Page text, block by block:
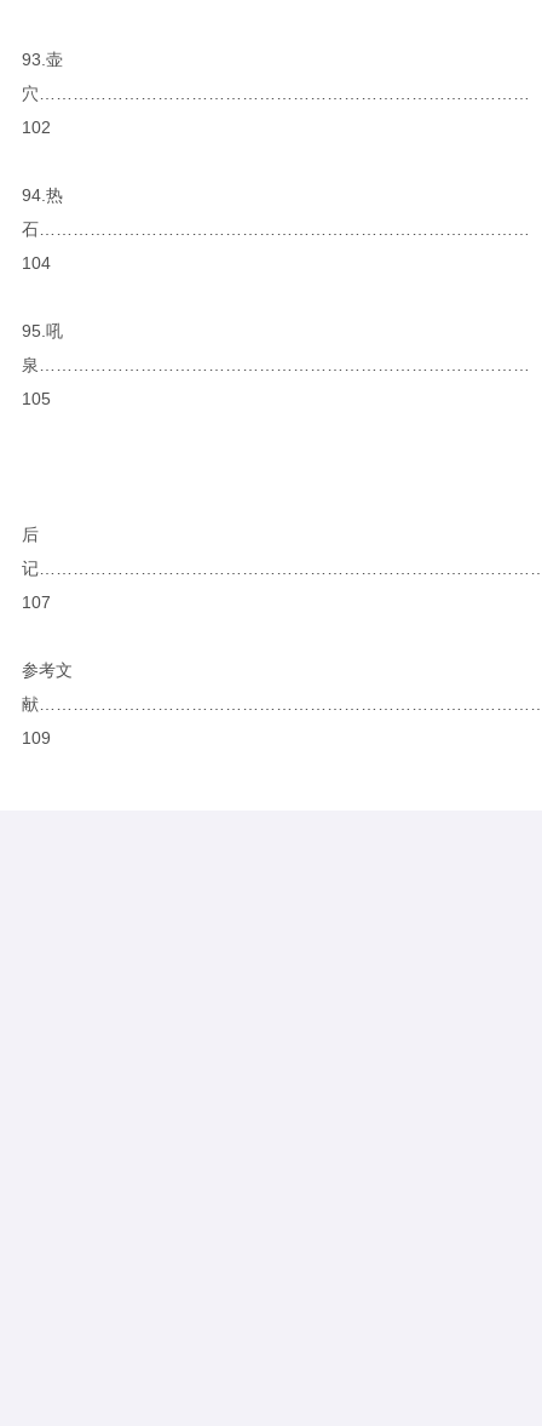
93.壶
穴……………………………………………………………………………
102
94.热
石……………………………………………………………………………
104
95.吼
泉……………………………………………………………………………
105
后
记
107
参考文
献
109